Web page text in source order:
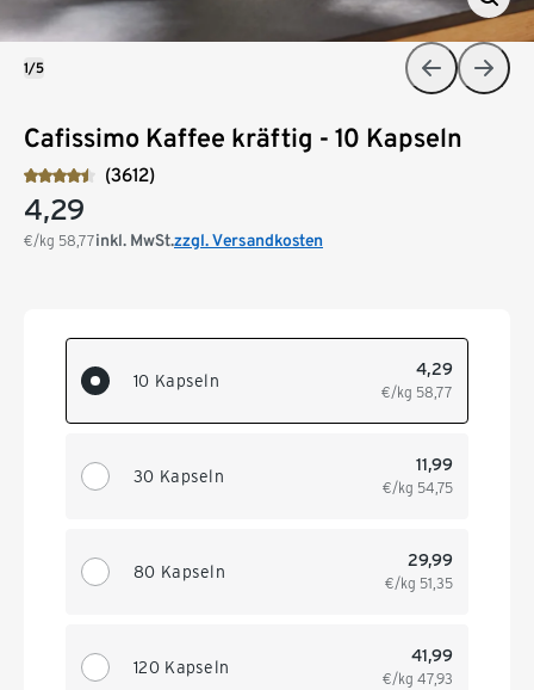
Cafissimo Kaffee kräftig - 10 Kapseln
(3612)
4,29
€/kg 58,77inkl. MwSt.zzgl. Versandkosten
10 Kapseln
4,29
€/kg 58,77
30 Kapseln
11,99
€/kg 54,75
80 Kapseln
29,99
€/kg 51,35
120 Kapseln
41,99
€/kg 47,93
1/5